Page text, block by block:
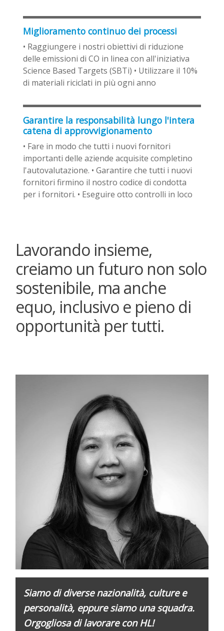
Miglioramento continuo dei processi
• Raggiungere i nostri obiettivi di riduzione
delle emissioni di CO in linea con all'iniziativa
Science Based Targets (SBTi) • Utilizzare il 10%
di materiali riciclati in più ogni anno
Garantire la responsabilità lungo l'intera
catena di approvvigionamento
• Fare in modo che tutti i nuovi fornitori
importanti delle aziende acquisite completino
l'autovalutazione. • Garantire che tutti i nuovi
fornitori firmino il nostro codice di condotta
per i fornitori. • Eseguire otto controlli in loco
Lavorando insieme,
creiamo un futuro non solo
sostenibile, ma anche
equo, inclusivo e pieno di
opportunità per tutti.
Siamo di diverse nazionalità, culture e
personalità, eppure siamo una squadra.
Orgogliosa di lavorare con HL!